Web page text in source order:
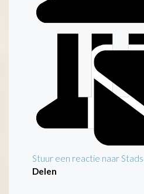
Stuur een reactie naar
Delen